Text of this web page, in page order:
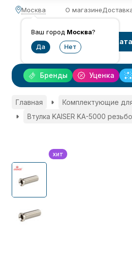
Москва
Ваш город Москва?
О магазине
Уценка
Бренды
Главная Комплектующие
Втулка KAISER KA-5000
хит